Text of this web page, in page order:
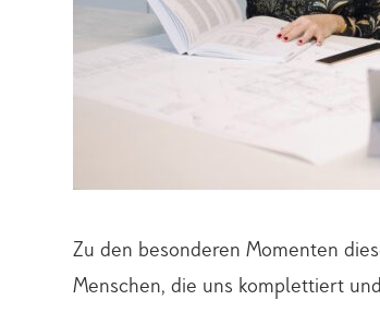
Zu den besonderen Momenten
Menschen, die uns komplettiert